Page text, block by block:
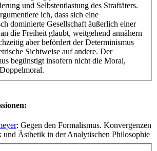
und Selbstentlastung des Straftäters.
ich, dass sich eine
dominierte Gesellschaft äußerlich einer
die Freiheit glaubt, weitgehend annähern
aber befördert der Determinismus
Sichtweise auf andere. Der
begünstigt insofern nicht die Moral,
: Gegen den Formalismus. Konvergenzen
und Ästhetik in der Analytischen Philosophie